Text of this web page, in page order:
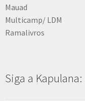
Mauad
Multicamp/ LDM
Ramalivros
Siga a Kapulana: